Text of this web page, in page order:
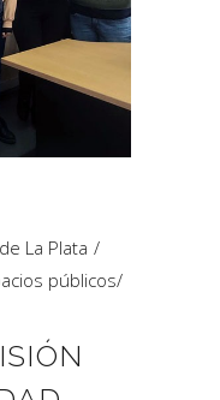
La Plata
públicos/